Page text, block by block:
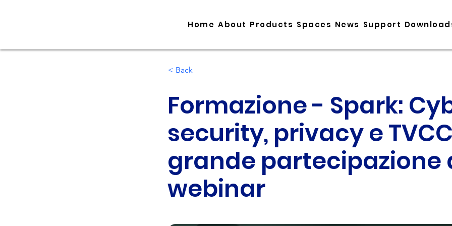
Home About Products Spaces News Support
< Back
Formazione - Spark:
security, privacy e
grande partecipazione
webinar